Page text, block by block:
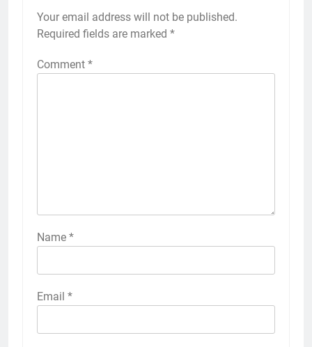
Your email address will not be published.
Required fields are marked *
Comment *
Name *
Email *